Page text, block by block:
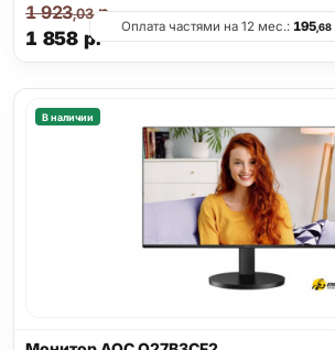
1 858 р.
1 923,03р.
Оплата частями на 12 мес.:195,68
В наличии